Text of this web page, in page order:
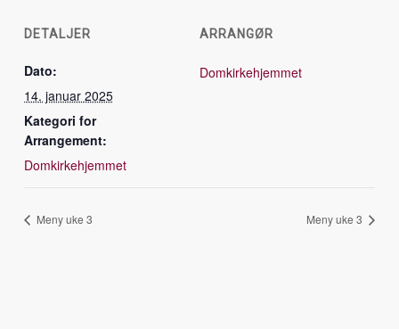
DETALJER
Dato:
14. januar 2025
Kategori for
Arrangement:
Domkirkehjemmet
ARRANGØR
Domkirkehjemmet
Meny uke 3 Meny uke 3